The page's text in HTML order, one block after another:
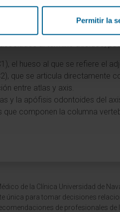
Permitir la
diccionario
al término atloideo,
el hueso al que se refiere el
que se articula directamente
entre atlas y axis.
y la apófisis odontoides del
que componen la columna
de la Clínica Universidad de
única para tomar decisiones
de profesionales